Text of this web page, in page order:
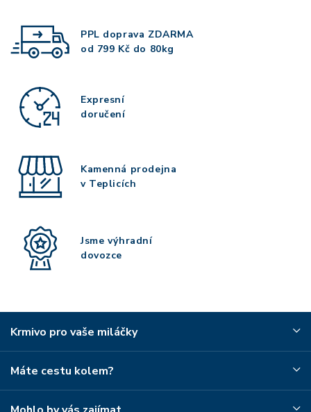
PPL doprava ZDARMA
od 799 Kč do 80kg
Expresní
doručení
Kamenná prodejna
v Teplicích
Jsme výhradní
dovozce
Krmivo pro vaše miláčky
Máte cestu kolem?